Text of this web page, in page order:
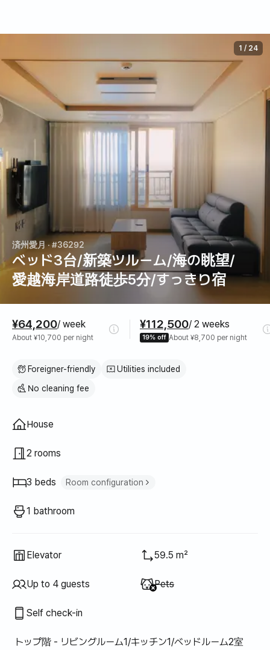
済州愛月· #36292
ベッド3台/新築ツルーム/海の眺望/
愛越海岸道路徒歩5分/すっきり宿
1 / 24
¥64,200/ week
About ¥10,700 per night
¥112,500/ 2 weeks
19% off About ¥8,700 per night
Foreigner-friendly
Utilities included
No cleaning fee
Property type
House
2 rooms
3 beds Room configuration
Super single bed
1 bathroom
Elevator 59.5 m²
Up to 4 guests Unavailable
Pets
Self check-in
トップ階 - リビングルーム1/キッチン1/ベッドルーム2室